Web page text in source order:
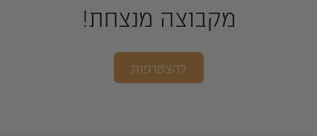
מקבוצה מנצחת!
להצטרפות